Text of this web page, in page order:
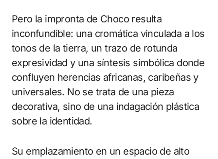
Pero la impronta de Choco resulta
inconfundible: una cromática vinculada a los
tonos de la tierra, un trazo de rotunda
expresividad y una síntesis simbólica donde
confluyen herencias africanas, caribeñas y
universales. No se trata de una pieza
decorativa, sino de una indagación plástica
sobre la identidad.
Su emplazamiento en un espacio de alto